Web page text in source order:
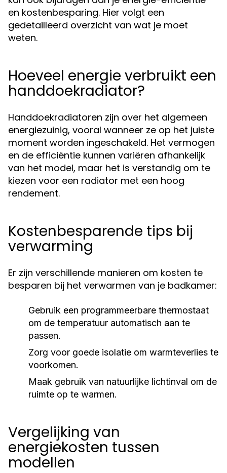
en kostenbesparing. Hier volgt een
gedetailleerd overzicht van wat je moet
weten.
Hoeveel energie verbruikt een
handdoekradiator?
Handdoekradiatoren zijn over het algemeen
energiezuinig, vooral wanneer ze op het juiste
moment worden ingeschakeld. Het vermogen
en de efficiëntie kunnen variëren afhankelijk
van het model, maar het is verstandig om te
kiezen voor een radiator met een hoog
rendement.
Kostenbesparende tips bij
verwarming
Er zijn verschillende manieren om kosten te
besparen bij het verwarmen van je badkamer:
Gebruik een programmeerbare thermostaat
om de temperatuur automatisch aan te
passen.
Zorg voor goede isolatie om warmteverlies te
voorkomen.
Maak gebruik van natuurlijke lichtinval om de
ruimte op te warmen.
Vergelijking van
energiekosten tussen
modellen